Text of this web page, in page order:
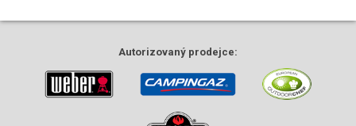
Autorizovaný prodejce: